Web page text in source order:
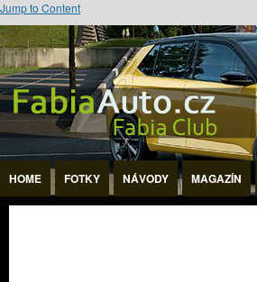
Jump to Content
HOME FOTKY NÁVODY MAGAZÍN